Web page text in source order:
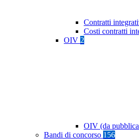
Contratti
Costi contratti
OIV 2
OIV (da
Bandi di concorso 156